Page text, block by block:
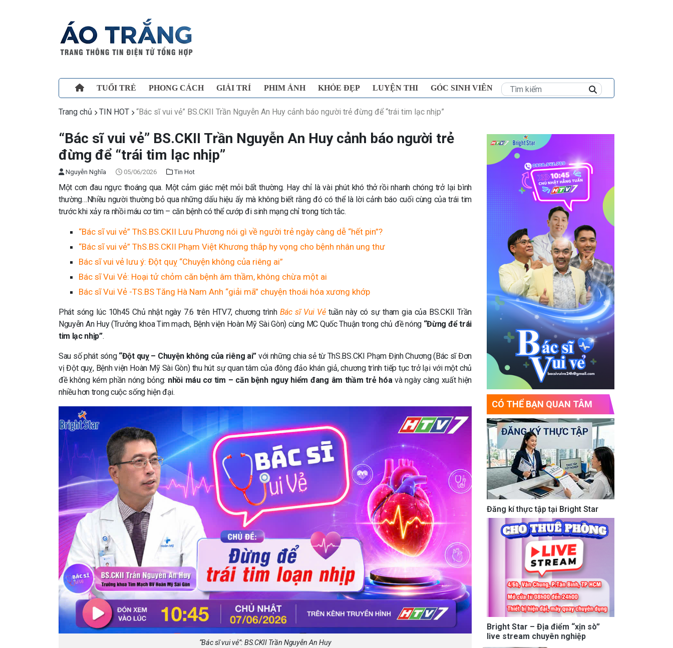
TUỔI TRẺ PHONG CÁCH GIẢI TRÍ PHIM ẢNH KHỎE ĐẸP LUYỆN THI GÓC SINH VIÊN
Trang chủ TIN HOT “Bác sĩ vui vẻ” BS.CKII Trần Nguyễn An Huy cảnh báo người trẻ đừng để “trái tim lạc nhịp”
“Bác sĩ vui vẻ” BS.CKII Trần Nguyễn An Huy cảnh báo người trẻ
đừng để “trái tim lạc nhịp”
Nguyễn Nghĩa 05/06/2026 Tin Hot
Một cơn đau ngực thoáng qua. Một cảm giác mệt mỏi bất thường. Hay chỉ là vài phút khó thở rồi nhanh chóng trở lại bình
thường…Nhiều người thường bỏ qua những dấu hiệu ấy mà không biết rằng đó có thể là lời cảnh báo cuối cùng của trái tim
trước khi xảy ra nhồi máu cơ tim – căn bệnh có thể cướp đi sinh mạng chỉ trong tích tắc.
“Bác sĩ vui vẻ” ThS.BS.CKII Lưu Phương nói gì về người trẻ ngày càng dễ “hết pin”?
“Bác sĩ vui vẻ” ThS.BS.CKII Phạm Việt Khương thắp hy vọng cho bệnh nhân ung thư
Bác sĩ vui vẻ lưu ý: Đột quỵ “Chuyện không của riêng ai”
Bác sĩ Vui Vẻ: Hoại tử chỏm căn bệnh âm thầm, không chừa một ai
Bác sĩ Vui Vẻ -TS.BS Tăng Hà Nam Anh “giải mã” chuyện thoái hóa xương khớp
Phát sóng lúc 10h45 Chủ nhật ngày 7.6 trên HTV7, chương trình Bác sĩ Vui Vẻtuần này có sự tham gia của BS.CKII Trần
Nguyễn An Huy (Trưởng khoa Tim mạch, Bệnh viện Hoàn Mỹ Sài Gòn) cùng MC Quốc Thuận trong chủ đề nóng “Đừng để trái
tim lạc nhịp”.
Sau số phát sóng “Đột quỵ – Chuyện không của riêng ai” với những chia sẻ từ ThS.BS.CKI Phạm Định Chương (Bác sĩ Đơn
vị Đột quỵ, Bệnh viện Hoàn Mỹ Sài Gòn) thu hút sự quan tâm của đông đảo khán giả, chương trình tiếp tục trở lại với một chủ
đề không kém phần nóng bỏng: nhồi máu cơ tim – căn bệnh nguy hiểm đang âm thầm trẻ hóavà ngày càng xuất hiện
nhiều hơn trong cuộc sống hiện đại.
“Bác sĩ vui vẻ”: BS.CKII Trần Nguyễn An Huy
CÓ THỂ BẠN QUAN TÂM
Đăng kí thực tập tại Bright Star
Bright Star – Địa điểm “xịn sò”
live stream chuyên nghiệp